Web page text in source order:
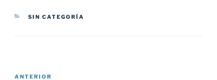
CATEGORÍAS
SIN CATEGORÍA
Navegación
Entrada
ANTERIOR